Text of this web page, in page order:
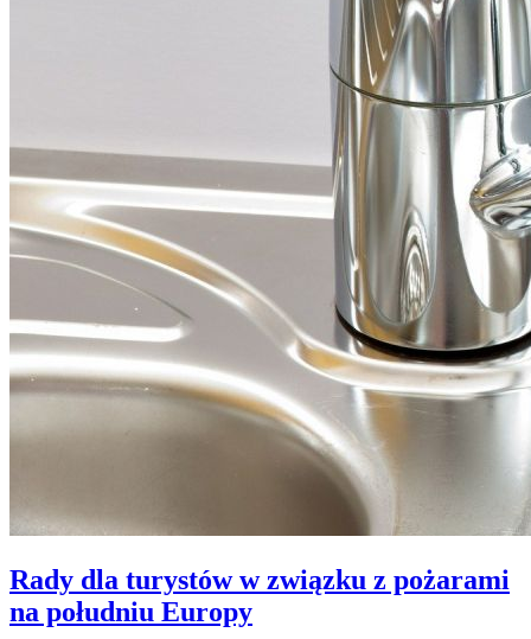
Rady dla turystów w związku z pożarami
na południu Europy